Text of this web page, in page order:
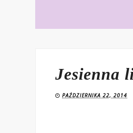
Jesienna
PAŹDZIERNIKA 22, 2014